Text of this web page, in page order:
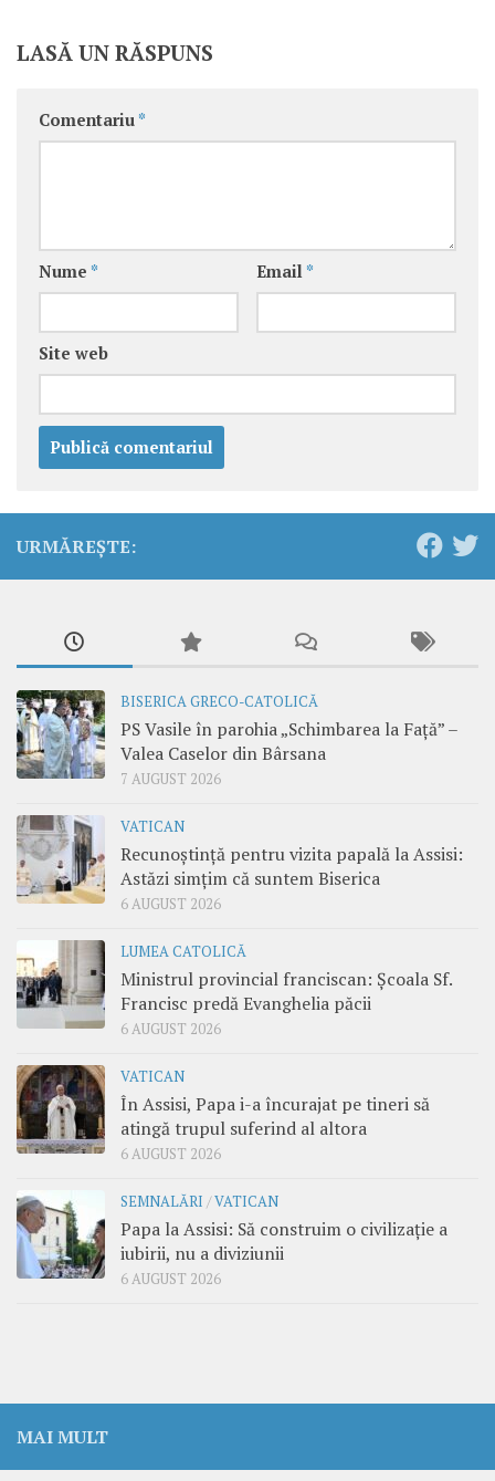
LASĂ UN RĂSPUNS
Comentariu *
Nume * Email *
Site web
URMĂREȘTE:
BISERICA GRECO-CATOLICĂ
PS Vasile în parohia „Schimbarea la Față” –
Valea Caselor din Bârsana
7 AUGUST 2026
VATICAN
Recunoștință pentru vizita papală la Assisi:
Astăzi simțim că suntem Biserica
6 AUGUST 2026
LUMEA CATOLICĂ
Ministrul provincial franciscan: Școala Sf.
Francisc predă Evanghelia păcii
6 AUGUST 2026
VATICAN
În Assisi, Papa i-a încurajat pe tineri să
atingă trupul suferind al altora
6 AUGUST 2026
SEMNALĂRI /VATICAN
Papa la Assisi: Să construim o civilizație a
iubirii, nu a diviziunii
6 AUGUST 2026
MAI MULT